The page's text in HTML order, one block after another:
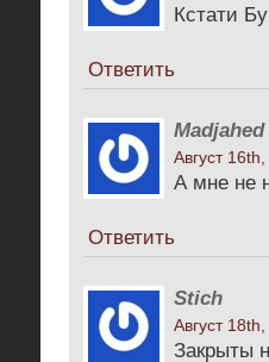
Кстати
Ответить
Madjahed
Август
А мне не
Ответить
Stich
Август
Закрыты